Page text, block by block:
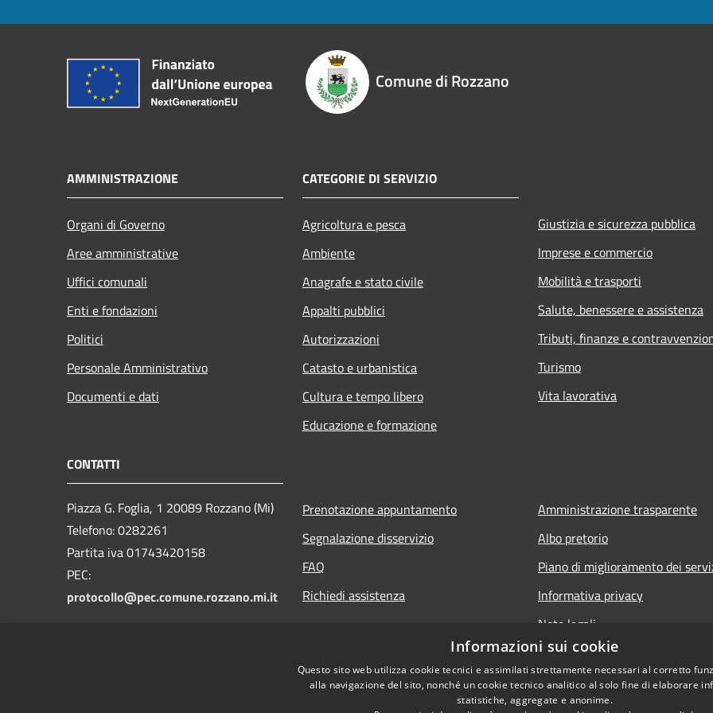
Comune di Rozzano
AMMINISTRAZIONE
Organi di Governo
Aree amministrative
Uffici comunali
Enti e fondazioni
Politici
Personale Amministrativo
Documenti e dati
CATEGORIE DI SERVIZIO
Agricoltura e pesca
Ambiente
Anagrafe e stato civile
Appalti pubblici
Autorizzazioni
Catasto e urbanistica
Cultura e tempo libero
Educazione e formazione
Giustizia e sicurezza pubblica
Imprese e commercio
Mobilità e trasporti
Salute, benessere e assistenza
Tributi, finanze e
Turismo
Vita lavorativa
CONTATTI
Piazza G. Foglia, 1 20089 Rozzano (Mi)
Telefono: 0282261
Partita iva 01743420158
PEC:
protocollo@pec.comune.rozzano.mi.it
Prenotazione appuntamento
Segnalazione disservizio
FAQ
Richiedi assistenza
Amministrazione trasparente
Albo pretorio
Piano di miglioramento dei
Informativa privacy
Note legali
Dichiarazione di accessibilità
Obiettivi di accessibilità per
Informazioni sui cookie
Questo sito web utilizza cookie tecnici e assimilati strettamente necessari al corretto
alla navigazione del sito, nonché un cookie tecnico analitico al solo fine di elaborare
statistiche, aggregate e anonime.